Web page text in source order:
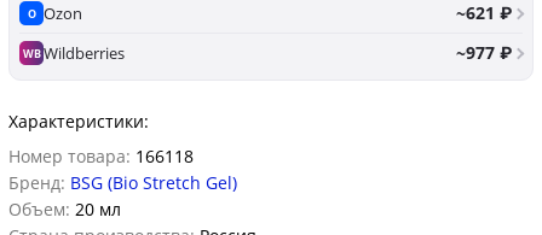
O Ozon ~621 ₽
WBWildberries ~977 ₽
Характеристики:
Номер товара: 166118
Бренд: BSG (Bio Stretch Gel)
Объем: 20 мл